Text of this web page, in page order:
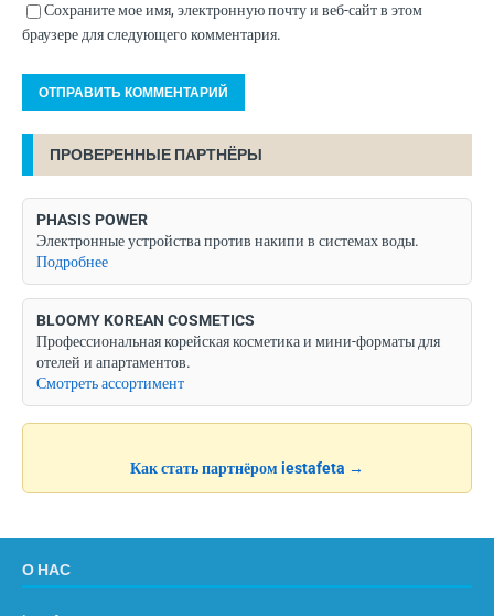
Сохраните мое имя, электронную почту и веб-сайт в этом
браузере для следующего комментария.
ПРОВЕРЕННЫЕ ПАРТНЁРЫ
PHASIS POWER
Электронные устройства против накипи в системах воды.
Подробнее
BLOOMY KOREAN COSMETICS
Профессиональная корейская косметика и мини-форматы для
отелей и апартаментов.
Смотреть ассортимент
Как стать партнёром iestafeta →
О НАС